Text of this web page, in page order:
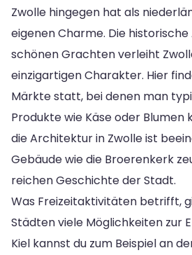
Zwolle hingegen hat als
eigenen Charme. Die
schönen Grachten verleiht
einzigartigen Charakter. Hier
Märkte statt, bei denen man
Produkte wie Käse oder Blumen
die Architektur in Zwolle ist
Gebäude wie die Broerenkerk
reichen Geschichte der Stadt.
Was Freizeitaktivitäten betrifft,
Städten viele Möglichkeiten zur
Kiel kannst du zum Beispiel an